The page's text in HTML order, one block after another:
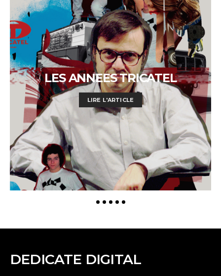
LES ANNEES TRICATEL
LIRE L'ARTICLE
DEDICATE DIGITAL